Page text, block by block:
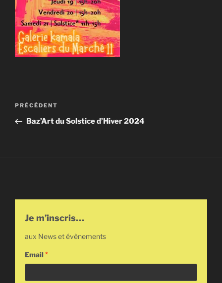
Navigation
l’article
Article
précédent
PRÉCÉDENT
Baz’Art du Solstice d’Hiver 2024
Je m’inscris…
aux News et évènements
Email*